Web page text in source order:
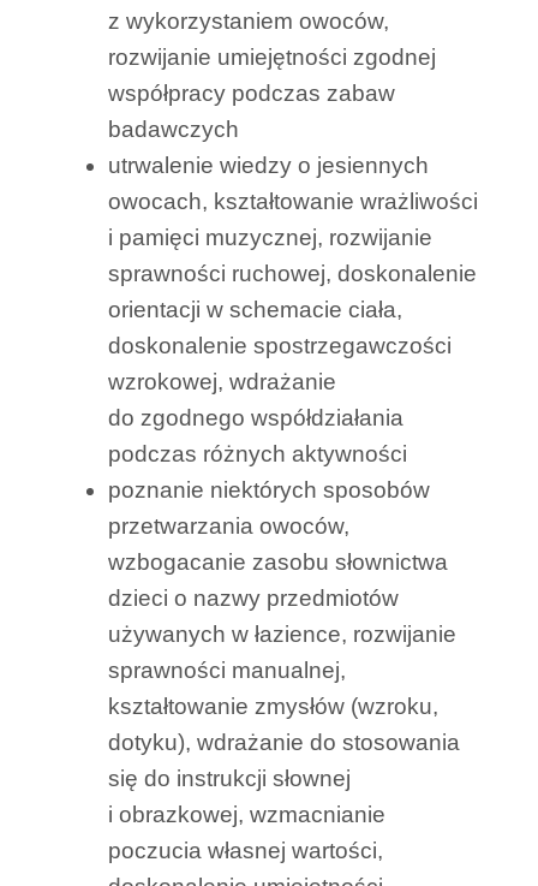
z wykorzystaniem owoców,
rozwijanie umiejętności zgodnej
współpracy podczas zabaw
badawczych
utrwalenie wiedzy o jesiennych
owocach, kształtowanie wrażliwości
i pamięci muzycznej, rozwijanie
sprawności ruchowej, doskonalenie
orientacji w schemacie ciała,
doskonalenie spostrzegawczości
wzrokowej, wdrażanie
do zgodnego współdziałania
podczas różnych aktywności
poznanie niektórych sposobów
przetwarzania owoców,
wzbogacanie zasobu słownictwa
dzieci o nazwy przedmiotów
używanych w łazience, rozwijanie
sprawności manualnej,
kształtowanie zmysłów (wzroku,
dotyku), wdrażanie do stosowania
się do instrukcji słownej
i obrazkowej, wzmacnianie
poczucia własnej wartości,